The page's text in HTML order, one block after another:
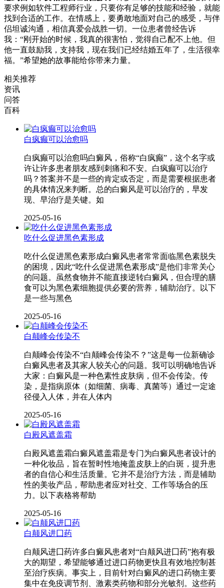
要求例如软件工程师行业，只要你有足够的技能和经验，就能
找到合适的工作。在情感上，要勇敢地面对自己的感受，与伴
侣坦诚沟通，相信真爱会战胜一切。一位患者曾经告诉
我：“刚开始的时候，我真的很害怕，觉得自己配不上他。但
他一直鼓励我，支持我，现在我们已经结婚五年了，生活很幸
福。”希望她的故事能给你带来力量。
相关推荐
资讯
问答
百科
白疯癫可以治愈吗
白疯癫可以治愈吗白癜风，俗称“白疯癫”，这个名字或
许让许多患者朋友感到刺痛和不安。白疯癫可以治疗
吗？答案并不是一些的肯定或否定，而是需要根据患者
的具体情况来判断。总的白癜风是可以治疗的，早发
现、早治疗是关键。如
2025-05-16
吃什么促进黑色素形成
吃什么促进黑色素形成白癜风患者常常面临黑色素脱失
的困境，因此“吃什么促进黑色素形成”是他们非常关心
的问题。虽然食物并不能直接逆转白癜风，但合理的膳
食可以为黑色素细胞提供必要的营养，辅助治疗。以下
是一些与黑色
2025-05-16
白颠峰会传染不
白颠峰会传染不“白颠峰会传染不？”这是每一位新确诊
白癜风患者及其家人较关心的问题。我可以明确地告诉
大家：白癜风是一种色素性皮肤病，但不会传染。传
染，是指病原体（如细菌、病毒、真菌等）通过一定途
径侵入人体，并在人体内
2025-05-16
白殿风遮盖霜
白殿风遮盖霜白癜风遮盖霜是专门为白癜风患者设计的
一种化妆品，旨在暂时性地掩盖皮肤上的白斑，提升患
者的自信心和生活质量。它并不是治疗方法，而是辅助
性的美妆产品，帮助患者应对社交、工作等场合的压
力。以下表格将帮助
2025-05-16
白颠风进囗药
白颠风进囗药许多白癜风患者对“白颠风进囗药”抱有极
大的期望，希望能够通过进口药物更快且有效地控制甚
至治疗疾病。事实上，目前针对白癜风的进口药物主要
集中在免疫调节剂、激素类药物和部分光敏剂。这些药